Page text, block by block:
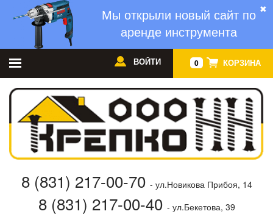
✖
Мы открыли новый сайт по
аренде инструмента
0 КОРЗИНА
ВОЙТИ
8 (831) 217-00-70 - ул.Новикова Прибоя, 14
8 (831) 217-00-40 - ул.Бекетова, 39